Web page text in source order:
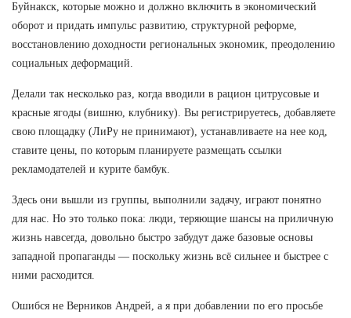
Буйнакск, которые можно и должно включить в экономический
оборот и придать импульс развитию, структурной реформе,
восстановлению доходности региональных экономик, преодолению
социальных деформаций.
Делали так несколько раз, когда вводили в рацион цитрусовые и
красные ягоды (вишню, клубнику). Вы регистрируетесь, добавляете
свою площадку (ЛиРу не принимают), устанавливаете на нее код,
ставите цены, по которым планируете размещать ссылки
рекламодателей и курите бамбук.
Здесь они вышли из группы, выполнили задачу, играют понятно
для нас. Но это только пока: люди, теряющие шансы на приличную
жизнь навсегда, довольно быстро забудут даже базовые основы
западной пропаганды — поскольку жизнь всё сильнее и быстрее с
ними расходится.
Ошибся не Верников Андрей, а я при добавлении по его просьбе